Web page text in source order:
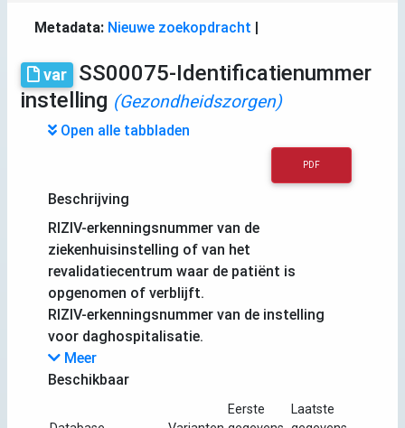
Metadata: Nieuwe zoekopdracht |
var
SS00075-Identificatienummer
instelling (Gezondheidszorgen)
Open alle tabbladen
PDF
Beschrijving
RIZIV-erkenningsnummer van de
ziekenhuisinstelling of van het
revalidatiecentrum waar de patiënt is
opgenomen of verblijft.
RIZIV-erkenningsnummer van de instelling
voor daghospitalisatie.
Meer
Beschikbaar
Eerste
Laatste